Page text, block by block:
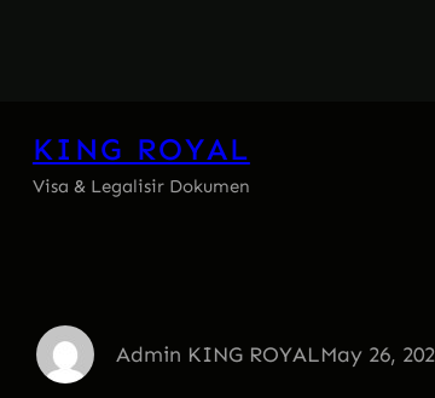
KING ROYAL
Visa & Legalisir Dokumen
Admin KING ROYALMay 26,